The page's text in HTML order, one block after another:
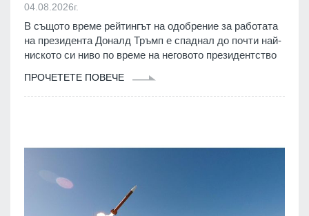
04.08.2026г.
В същото време рейтингът на одобрение за работата
на президента Доналд Тръмп е спаднал до почти най-
ниското си ниво по време на неговото президентство
ПРОЧЕТЕТЕ ПОВЕЧЕ